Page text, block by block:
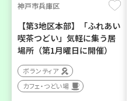
神戸市兵庫区
【第3地区本部】「ふれあい
喫茶つどい」気軽に集う居
場所（第1月曜日に開催）
ボランティア
カフェ・つどい場